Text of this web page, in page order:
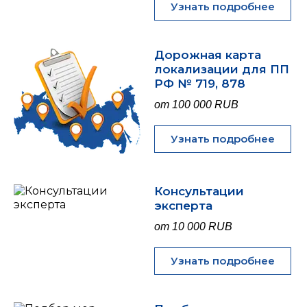
Узнать подробнее
Дорожная карта
локализации для ПП
РФ № 719, 878
от 100 000 RUB
Узнать подробнее
Консультации
эксперта
от 10 000 RUB
Узнать подробнее